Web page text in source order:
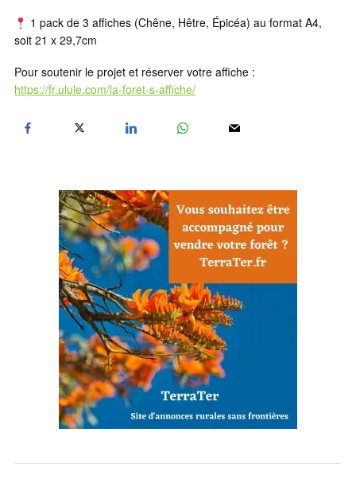
1 pack de 3 affiches (Chêne, Hêtre, Épicéa) au format A4,
soit 21 x 29,7cm
Pour soutenir le projet et réserver votre affiche :
https://fr.ulule.com/la-foret-s-affiche/